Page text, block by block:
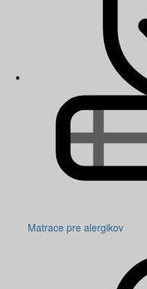
Matrace pre alergikov